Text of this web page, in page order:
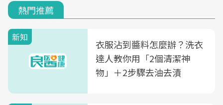
熱門推薦
新知
衣服沾到醬料怎麼辦？洗衣
達人教你用「2個清潔神
物」＋2步驟去油去漬